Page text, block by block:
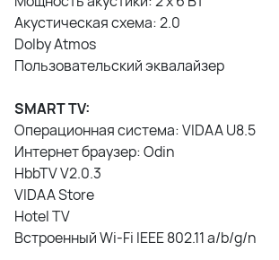
Акустическая схема: 2.0
Dolby Atmos
Пользовательский эквалайзер
SMART TV:
Операционная система: VIDAA U8.5
Интернет браузер: Odin
HbbTV V2.0.3
VIDAA Store
Hotel TV
Встроенный Wi-Fi IEEE 802.11 a/b/g/n